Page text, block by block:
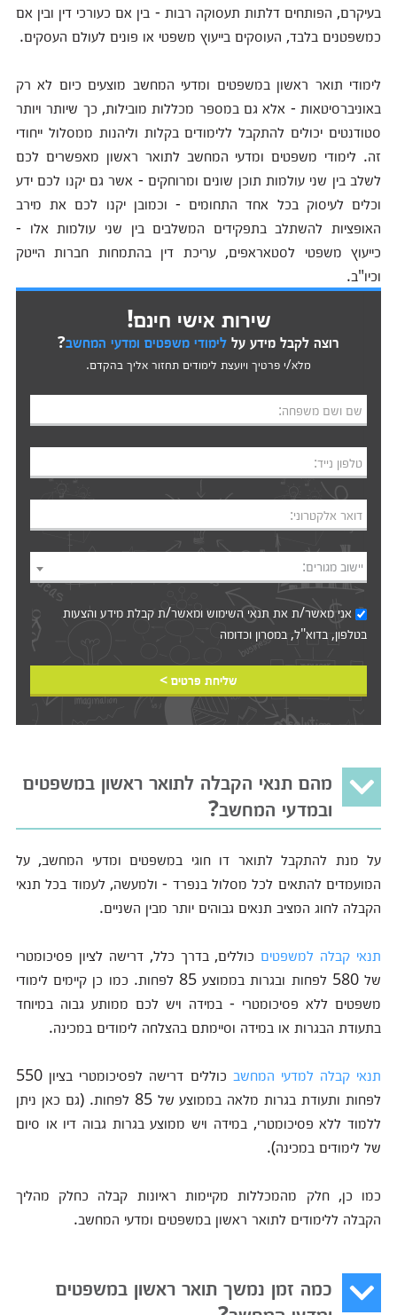
בעיקרם, הפותחים דלתות תעסוקה רבות - בין אם כעורכי דין ובין אם
כמשפטנים בלבד, העוסקים בייעוץ משפטי או פונים לעולם העסקים.
לימודי תואר ראשון במשפטים ומדעי המחשב מוצעים כיום לא רק
באוניברסיטאות - אלא גם במספר מכללות מובילות, כך שיותר ויותר
סטודנטים יכולים להתקבל ללימודים בקלות וליהנות ממסלול ייחודי
זה. לימודי משפטים ומדעי המחשב לתואר ראשון מאפשרים לכם
לשלב בין שני עולמות תוכן שונים ומרוחקים - אשר גם יקנו לכם ידע
וכלים לעיסוק בכל אחד התחומים - וכמובן יקנו לכם את מירב
האופציות להשתלב בתפקידים המשלבים בין שני עולמות אלו -
כייעוץ משפטי לסטאראפים, עריכת דין בהתמחות חברות הייטק
וכיו"ב.
שירות אישי חינם!
רוצה לקבל מידע על לימודי משפטים ומדעי המחשב?
מלא/י פרטיך ויועצת לימודים תחזור אליך בהקדם.
שם ושם משפחה:
טלפון נייד:
דואר אלקטרוני:
יישוב מגורים:
אני מאשר/ת אתתנאי השימושומאשר/ת קבלת מידע והצעות
בטלפון, בדוא"ל, במסרון וכדומה‎‎
שליחת פרטים >
מהם תנאי הקבלה לתואר ראשון במשפטים
ובמדעי המחשב?
על מנת להתקבל לתואר דו חוגי במשפטים ומדעי המחשב, על
המועמדים להתאים לכל מסלול בנפרד - ולמעשה, לעמוד בכל תנאי
הקבלה לחוג המציב תנאים גבוהים יותר מבין השניים.
תנאי קבלה למשפטיםכוללים, בדרך כלל, דרישה לציון פסיכומטרי
של 580 לפחות ובגרות בממוצע 85 לפחות. כמו כן קיימים לימודי
משפטים ללא פסיכומטרי - במידה ויש לכם ממותע גבוה במיוחד
בתעודת הבגרות או במידה וסיימתם בהצלחה לימודים במכינה.
תנאי קבלה למדעי המחשב
כוללים דרישה לפסיכומטרי בציון 550
לפחות ותעודת בגרות מלאה בממוצע של 85 לפחות. (גם כאן ניתן
ללמוד ללא פסיכומטרי, במידה ויש ממוצע בגרות גבוה דיו או סיום
של לימודים במכינה).
כמו כן, חלק מהמכללות מקיימות ראיונות קבלה כחלק מהליך
הקבלה ללימודים לתואר ראשון במשפטים ומדעי המחשב.
כמה זמן נמשך תואר ראשון במשפטים